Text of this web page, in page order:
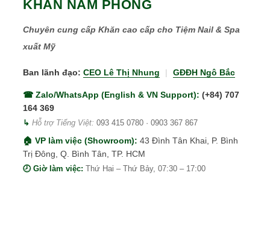
KHĂN NAM PHONG
Chuyên cung cấp Khăn cao cấp cho Tiệm Nail & Spa
xuất Mỹ
Ban lãnh đạo: CEO Lê Thị Nhung | GĐĐH Ngô Bắc
☎ Zalo/WhatsApp (English & VN Support): (+84) 707
164 369
↳ Hỗ trợ Tiếng Việt: 093 415 0780 · 0903 367 867
🏠 VP làm việc (Showroom): 43 Đình Tân Khai, P. Bình
Trị Đông, Q. Bình Tân, TP. HCM
🕗 Giờ làm việc: Thứ Hai – Thứ Bảy, 07:30 – 17:00